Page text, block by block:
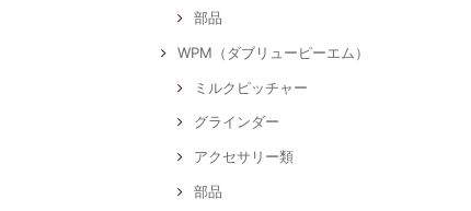
部品
WPM（ダブリューピーエム）
ミルクピッチャー
グラインダー
アクセサリー類
部品